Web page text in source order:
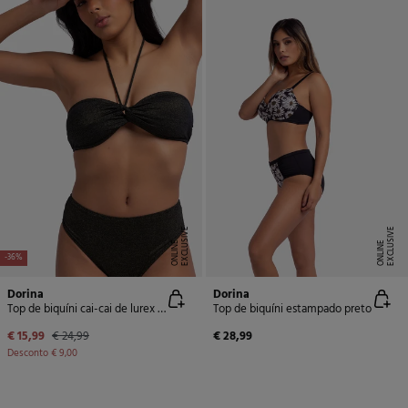
-36% E
X
C
L
U
SI
V
E
O
N
LI
N
E
Dorina
Top de biquíni cai-cai de lurex preto
€ 15,99 € 24,99
Desconto€ 9,00
E
X
C
L
U
SI
V
E
O
N
LI
N
E
Dorina
Top de biquíni estampado preto
€ 28,99